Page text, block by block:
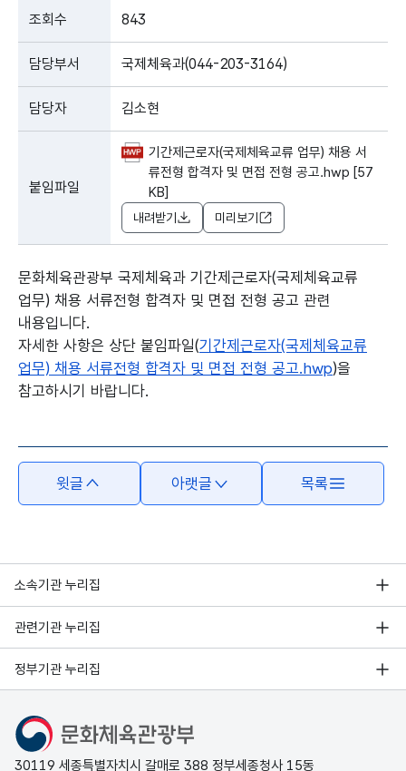
조회수 843
담당부서 국제체육과(044-203-3164)
담당자 김소현
붙임파일
기간제근로자(국제체육교류 업무) 채용 서
류전형 합격자 및 면접 전형 공고.hwp [57
KB]
내려받기 미리보기
문화체육관광부 국제체육과 기간제근로자(국제체육교류
업무) 채용 서류전형 합격자 및 면접 전형 공고 관련
내용입니다.
자세한 사항은 상단 붙임파일(기간제근로자(국제체육교류
업무) 채용 서류전형 합격자 및 면접 전형 공고.hwp)을
참고하시기 바랍니다.
윗글 아랫글 목록
소속기관 누리집
관련기관 누리집
정부기관 누리집
문화체육관광부
30119 세종특별자치시 갈매로 388 정부세종청사 15동